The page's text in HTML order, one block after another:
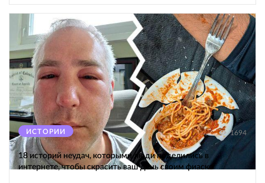
ИСТОРИИ 1694
18 историй неудач, которыми люди поделились в
интернете, чтобы скрасить ваш день своим фиаско